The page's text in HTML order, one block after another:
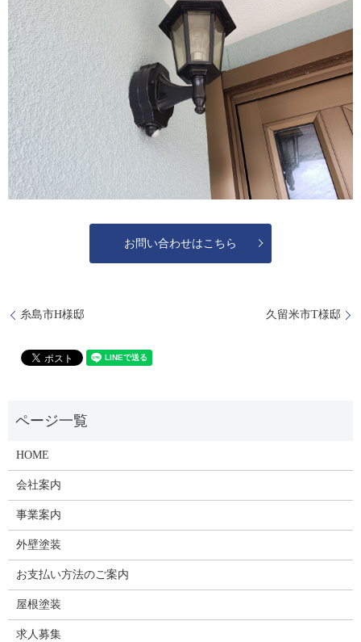
お問い合わせはこちら
糸島市H様邸 久留米市T様邸
HOME
会社案内
事業案内
外壁塗装
お支払い方法のご案内
屋根塗装
求人募集